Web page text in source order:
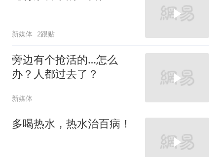
新媒体 2跟贴
旁边有个抢活的…怎么
办？人都过去了？
新媒体
多喝热水，热水治百病！